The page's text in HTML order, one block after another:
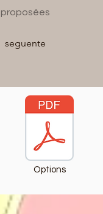
seguente
Options